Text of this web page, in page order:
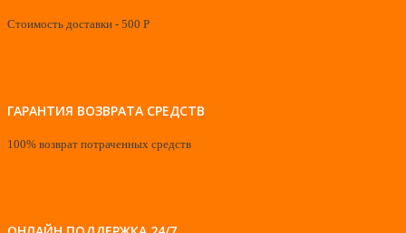
Стоимость доставки - 500 Р
ГАРАНТИЯ ВОЗВРАТА СРЕДСТВ
100% возврат потраченных средств